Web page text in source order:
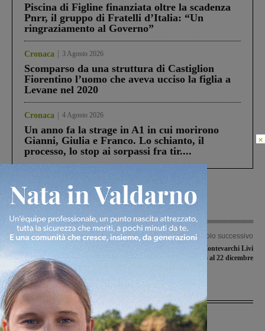
Piscina di Figline finanziata oltre la scadenza
Pnrr, il gruppo di Fratelli d’Italia: “Un
ringraziamento al Governo”
Cronaca 3 Agosto 2026
Scomparso da una struttura di Castiglion
Fiorentino l’uomo che aveva ucciso la figlia a
Levane nel 2020
Cronaca 4 Agosto 2026
Un anno fa la strage in A1 in cui morirono
Gianni, Giulia e Franco. Lo schianto, il
processo, lo stop ai sorpassi fra tir....
Articolo precedente
Ambra: sostituito ma resta in campo,
la gara non è da ripetere
Articolo successivo
Il presidente del Montevarchi Livi
inibito fino al 22 dicembre
Ultime Notizie
×